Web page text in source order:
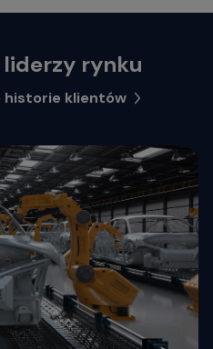
rynku
historie klientów